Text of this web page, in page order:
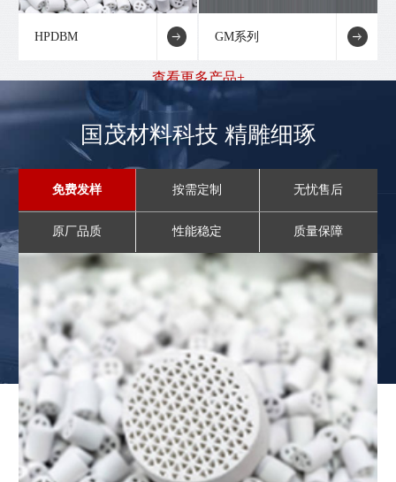
HPDBM GM系列
查看更多产品+
国茂材料科技 精雕细琢
免费发样 按需定制 无忧售后
原厂品质 性能稳定 质量保障